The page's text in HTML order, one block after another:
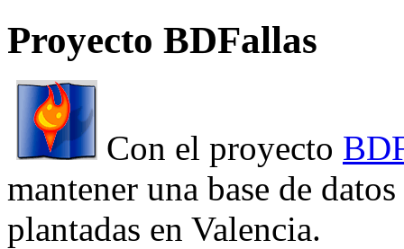
Proyecto BDFallas
Con el proyecto
mantener una base de
plantadas en Valencia.